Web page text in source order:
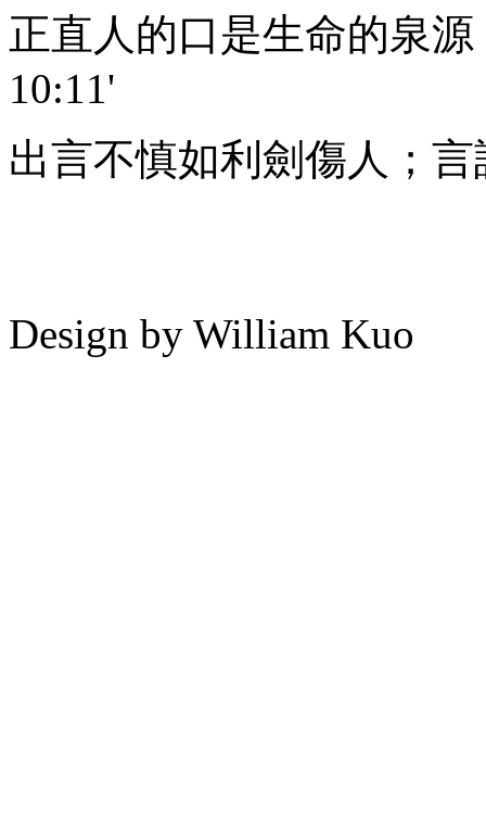
正直人的口是生命的泉
10:11'
出言不慎如利劍傷人；
Design by William Kuo